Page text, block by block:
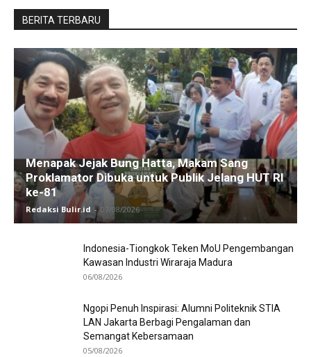
BERITA TERBARU
Menapak Jejak Bung Hatta, Makam Sang
Proklamator Dibuka untuk Publik Jelang HUT RI
ke-81
Redaksi Bulir.id - 07/08/2026
Indonesia-Tiongkok Teken MoU Pengembangan
Kawasan Industri Wiraraja Madura
06/08/2026
Ngopi Penuh Inspirasi: Alumni Politeknik STIA
LAN Jakarta Berbagi Pengalaman dan
Semangat Kebersamaan
05/08/2026